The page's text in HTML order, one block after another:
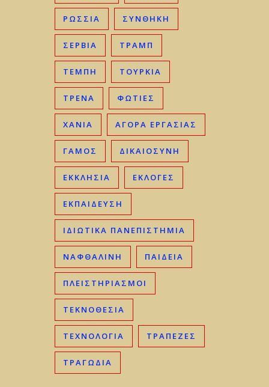
ΡΩΣΣΊΑ ΣΥΝΘΗΚΗ
ΣΕΡΒΊΑ ΤΡΑΜΠ
ΤΈΜΠΗ ΤΟΥΡΚΊΑ
ΤΡΈΝΑ ΦΩΤΙΈΣ
ΧΑΝΙΆ ΑΓΟΡΆ ΕΡΓΑΣΊΑΣ
ΓΑΜΟΣ ΔΙΚΑΙΟΣΎΝΗ
ΕΚΚΛΗΣΊΑ ΕΚΛΟΓΈΣ
ΕΚΠΑΊΔΕΥΣΗ
ΙΔΙΩΤΙΚΆ ΠΑΝΕΠΙΣΤΉΜΙΑ
ΝΑΦΘΑΛΊΝΗ ΠΑΙΔΕΊΑ
ΠΛΕΙΣΤΗΡΙΑΣΜΟΊ
ΤΕΚΝΟΘΕΣΊΑ
ΤΕΧΝΟΛΟΓΊΑ ΤΡΆΠΕΖΕΣ
ΤΡΑΓΩΔΊΑ